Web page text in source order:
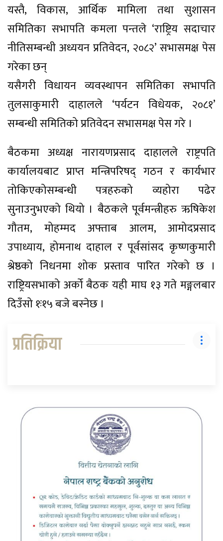
यस्तै, विकास, आर्थिक मामिला तथा सुशासन
समितिका सभापति कमला पन्तले ‘राष्ट्रिय सदाचार
नीतिसम्बन्धी अध्ययन प्रतिवेदन, २०८२’ सभासमक्ष पेस
गरेका छन्
यसैगरी विधायन व्यवस्थापन समितिका सभापति
तुलसाकुमारी दाहालले ‘पर्यटन विधेयक, २०८१’
सम्बन्धी समितिको प्रतिवेदन सभासमक्ष पेस गरे ।
बैठकमा अध्यक्ष नारायणप्रसाद दाहालले राष्ट्रपति
कार्यालयबाट प्राप्त मन्त्रिपरिषद् गठन र कार्यभार
तोकिएकोसम्बन्धी पत्रहरुको व्यहोरा पढेर
सुनाउनुभएको थियो । बैठकले पूर्वमन्त्रीहरु ऋषिकेश
गौतम, मोहम्मद अफ्ताब आलम, आमोदप्रसाद
उपाध्याय, होमनाथ दाहाल र पूर्वसांसद कृष्णकुमारी
श्रेष्ठको निधनमा शोक प्रस्ताव पारित गरेको छ ।
राष्ट्रियसभाको अर्को बैठक यही माघ १३ गते मङ्गलबार
दिउँसो १ः१५ बजे बस्नेछ ।
प्रतिक्रिया